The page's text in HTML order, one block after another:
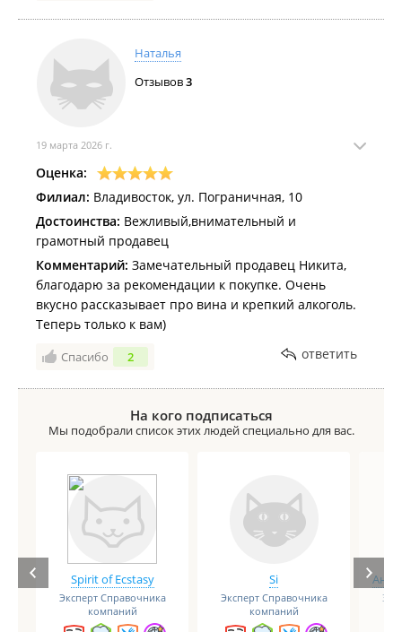
Наталья
Отзывов3
19 марта 2026 г.
Оценка:
Филиал: Владивосток, ул. Пограничная, 10
Достоинства: Вежливый,внимательный и
грамотный продавец
Комментарий: Замечательный продавец Никита,
благодарю за рекомендации к покупке. Очень
вкусно рассказывает про вина и крепкий алкоголь.
Теперь только к вам)
Спасибо 2 ответить
На кого подписаться
Мы подобрали список этих людей специально для вас.
Spirit of Ecstasy
Эксперт Справочника
компаний
Si
Эксперт Справочника
компаний